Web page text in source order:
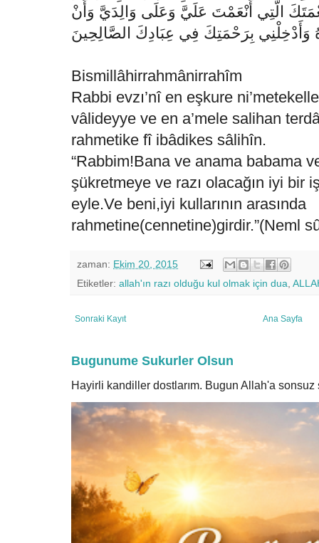
الَّتِي أَنْعَمْتَ عَلَيَّ وَعَلَى وَالِدَيَّ وَأَنْ
وَأَدْخِلْنِي بِرَحْمَتِكَ فِي عِبَادِكَ الصَّالِحِينَ
Bismillâhirrahmânirrahîm
Rabbi evzı’nî en eşkure
vâlideyye ve en a’mele salihan
rahmetike fî ibâdikes sâlihîn.
“Rabbim!Bana ve anama babama
şükretmeye ve razı olacağın iyi bir
eyle.Ve beni,iyi kullarının arasında
rahmetine(cennetine)girdir.”(Neml
zaman: Ekim 20, 2015
Etiketler: allah'ın razı olduğu kul olmak için dua
Sonraki Kayıt Ana Sayfa
Bugunume Sukurler Olsun
Hayirli kandiller dostlarım. Bugun Allah'a